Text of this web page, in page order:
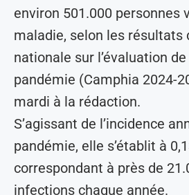
environ 501.000 personnes
maladie, selon les résultats
nationale sur l’évaluation
pandémie (Camphia 2024-
mardi à la rédaction.
S’agissant de l’incidence
pandémie, elle s’établit à
correspondant à près de
infections chaque année.